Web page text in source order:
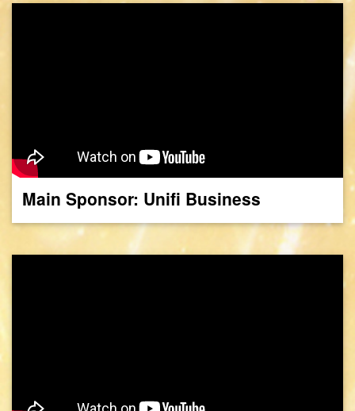
Main Sponsor: Unifi Business